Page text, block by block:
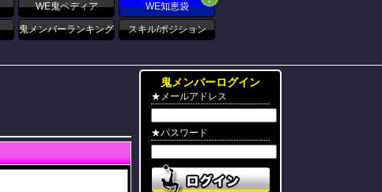
WE鬼ペディア WE知恵袋
鬼メンバーランキング スキル/ポジション
鬼メンバーログイン
★メールアドレス
★パスワード